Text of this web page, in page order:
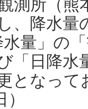
測所（熊
、降水
水量」の
「日降
となっ